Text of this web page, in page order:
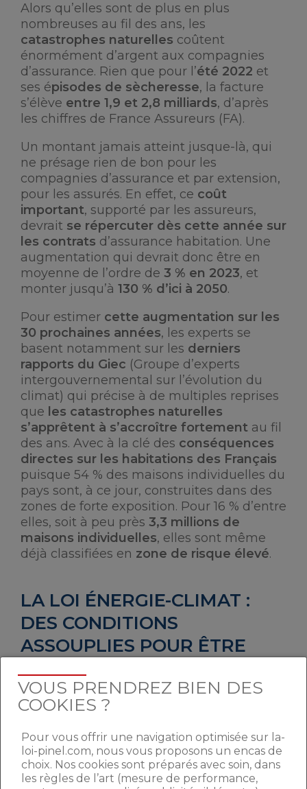
Alors qu’elles sont de plus en plus
nombreuses au fil des ans, les
catastrophes naturelles coûtent
énormément d’argent aux compagnies
d’assurance. Rien que pour l’été 2022 et
ses épisodes de sècheresse, la facture
s’élève entre 1,9 et 2,8 milliards, d’après
les chiffres de France Assureurs (FA).
Un montant jamais atteint jusque-là, qui
ne présage rien de bon pour les
compagnies d’assurance et par extension,
pour les assurés. En effet, ce coût
important, supporté par les assureurs,
devrait se répercuter dès cette année sur
les contrats d’assurance habitation. Une
augmentation qui devrait donc être en
moyenne de l’ordre de 3 % en 2023, et
monter jusqu’à 130 % d’ici à 2050.
Pour estimer cette augmentation sur les
30 prochaines années, les experts se
basent notamment sur les derniers
rapports du Giec (Groupe d’experts
intergouvernemental sur l’évolution du
climat) qui précise à de multiples reprises
que les catastrophes naturelles
s’apprêtent à s’accroître fortement au fil
des ans. Avec à la clé des conséquences
directes sur les habitations des Français
puisque 54 % des maisons individuelles du
pays sont, à ce jour, construites dans des
zones de forte exposition. Pour 16 % d’entre
elles, soit à peu près 3,3 millions de
maisons individuelles, elles sont même
déjà classifiées en zone de risque élevé.
LA LOI ÉNERGIE-CLIMAT :
DES CONDITIONS
ASSOUPLIES POUR ÊTRE
En 2022,un dossier d’indemnisation sur
autant, pour ces assurés, il est plus que
difficile de réussir à se faire indemniser
par leur assureur. La moitié seulement
VOUS PRENDREZ BIEN DES
COOKIES ?
Pour vous offrir une navigation optimisée sur la-
loi-pinel.com, nous vous proposons un encas de
choix. Nos cookies sont préparés avec soin, dans
les règles de l’art (mesure de performance,